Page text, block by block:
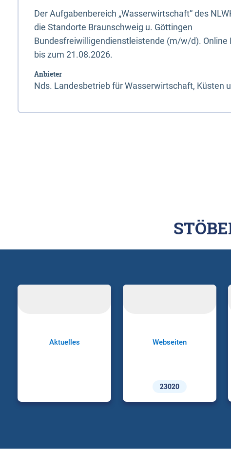
Der Aufgabenbereich „Wasserwirtschaft“ des
die Standorte Braunschweig u. Göttingen
Bundesfreiwilligendienstleistende (m/w/d). Online
bis zum 21.08.2026.
Anbieter
Nds. Landesbetrieb für Wasserwirtschaft, Küsten
Aktuelles Webseiten
23020